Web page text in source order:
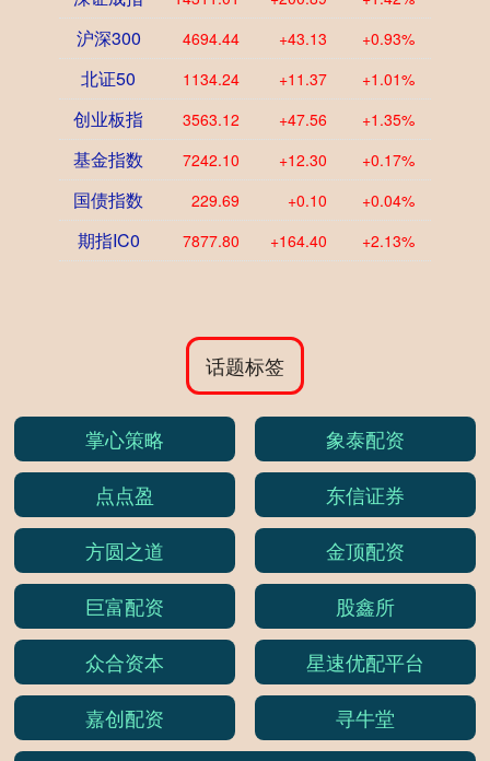
沪深300 4694.44 +43.13 +0.93%
北证50 1134.24 +11.37 +1.01%
创业板指 3563.12 +47.56 +1.35%
基金指数 7242.10 +12.30 +0.17%
国债指数 229.69 +0.10 +0.04%
期指IC0 7877.80 +164.40 +2.13%
话题标签
掌心策略
象泰配资
点点盈
东信证券
方圆之道
金顶配资
巨富配资
股鑫所
众合资本
星速优配平台
嘉创配资
寻牛堂